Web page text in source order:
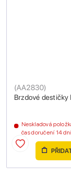
Brzdové destičky
(AA2830)
Neskladová
čas doručení 14